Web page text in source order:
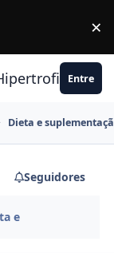
×
Entre
Dieta e
Seguidores
e